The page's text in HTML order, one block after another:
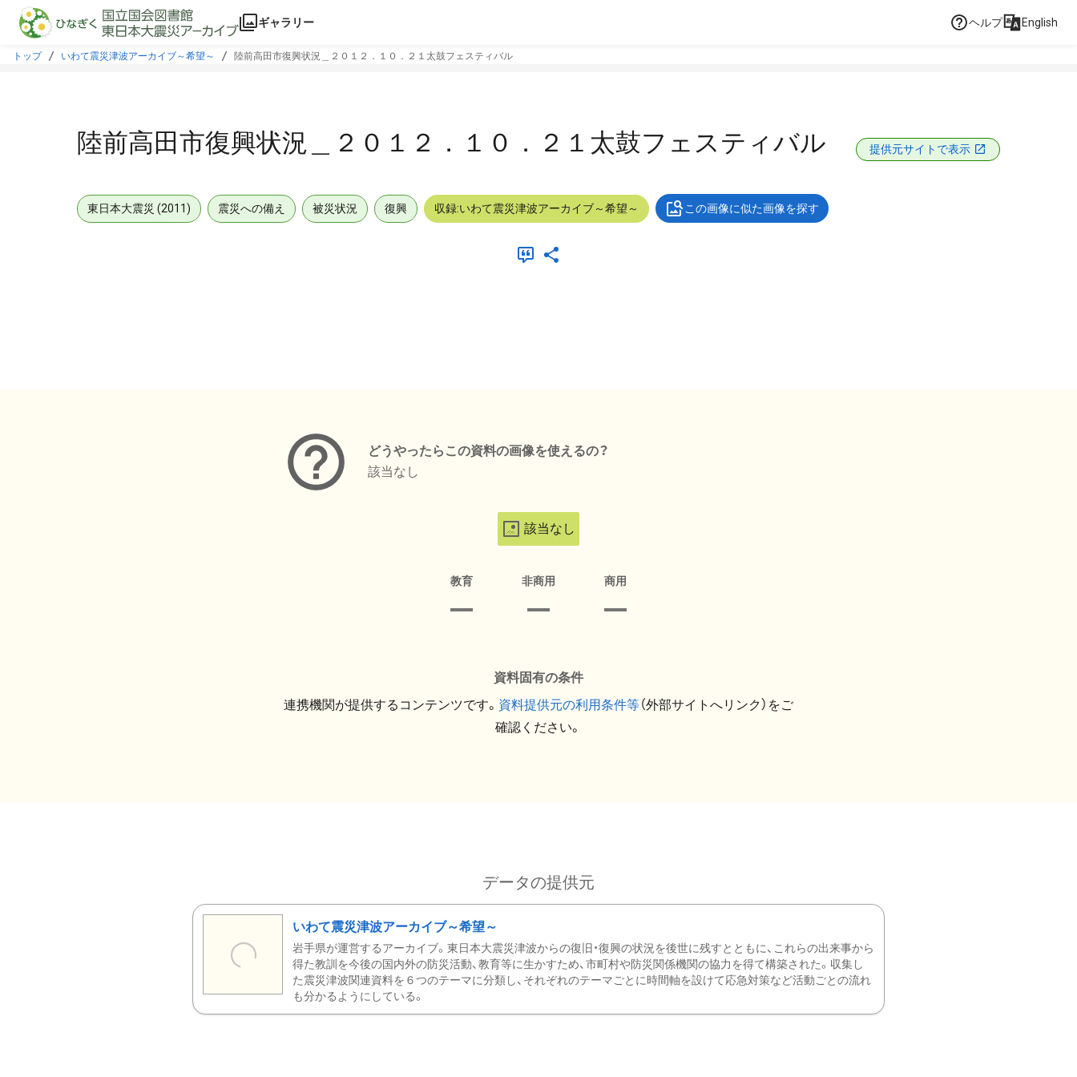
本文に飛ぶ
ギャラリー ヘルプ English
トップ いわて震災津波アーカイブ～希望～ 陸前高田市復興状況＿２０１２．１０．２１太鼓フェスティバル
陸前高田市復興状況＿２０１２．１０．２１太鼓フェスティバル 提供元サイトで表示
東日本大震災 (2011) 震災への備え 被災状況 復興 収録:いわて震災津波アーカイブ～希望～ この画像に似た画像を探す
どうやったらこの資料の画像を使えるの？
該当なし
該当なし
教育 非商用 商用
資料固有の条件
連携機関が提供するコンテンツです。 資料提供元の利用条件等（外部サイトへリンク）をご
確認ください。
データの提供元
いわて震災津波アーカイブ～希望～
岩手県が運営するアーカイブ。東日本大震災津波からの復旧・復興の状況を後世に残すとともに、これらの出来事から
得た教訓を今後の国内外の防災活動、教育等に生かすため、市町村や防災関係機関の協力を得て構築された。収集し
た震災津波関連資料を６つのテーマに分類し、それぞれのテーマごとに時間軸を設けて応急対策など活動ごとの流れ
も分かるようにしている。